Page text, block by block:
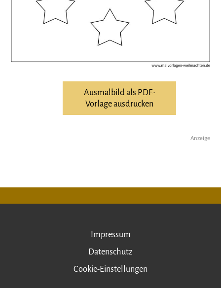
Ausmalbild als PDF-
Vorlage ausdrucken
Anzeige
Impressum
Datenschutz
Cookie-Einstellungen